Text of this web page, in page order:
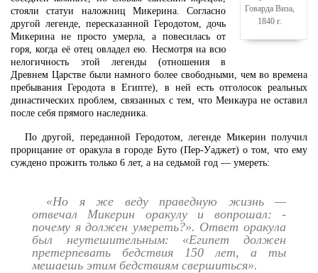
Говарда Виза,
1840 г.
стояли статуи наложниц Микерина. Согласно
другой легенде, пересказанной Геродотом, дочь
Микерина не просто умерла, а повесилась от
горя, когда её отец овладел ею. Несмотря на всю
нелогичность этой легенды (отношения в
Древнем Царстве были намного более свободными, чем во времена
пребывания Геродота в Египте), в ней есть отголосок реальных
династических проблем, связанных с тем, что Менкаура не оставил
после себя прямого наследника.
По другой, переданной Геродотом, легенде Микерин получил
прорицание от оракула в городе Буто (Пер-Уаджет) о том, что ему
суждено прожить только 6 лет, а на седьмой год — умереть:
«Но я же веду праведную жизнь —
отвечал Микерин оракулу и вопрошал: -
почему я должен умереть?». Ответ оракула
был неутешительным: «Египет должен
претерпевать бедствия 150 лет, а ты
мешаешь этим бедствиям свершиться».